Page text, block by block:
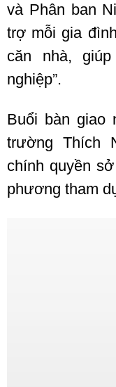
và Phân ban
trợ mỗi gia
căn nhà,
nghiệp”.
Buổi bàn giao
trường Thích
chính quyền
phương tham